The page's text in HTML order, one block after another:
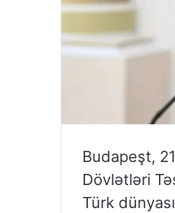
Budapeşt,
Dövlətləri
Türk